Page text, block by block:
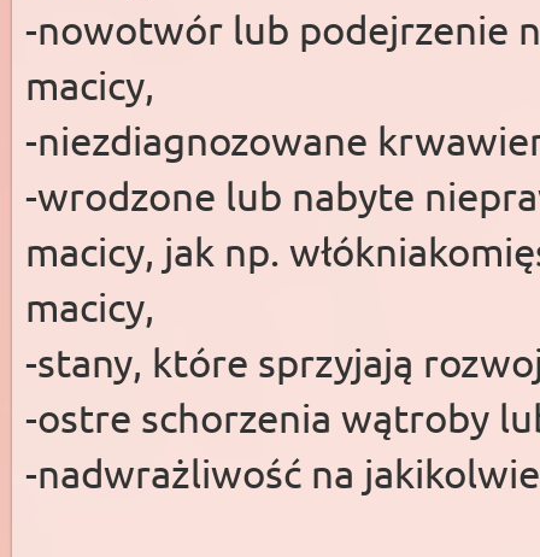
-nowotwór lub podejrzenie
macicy,
-niezdiagnozowane
-wrodzone lub nabyte
macicy, jak np.
macicy,
-stany, które sprzyjają
-ostre schorzenia wątroby
-nadwrażliwość na